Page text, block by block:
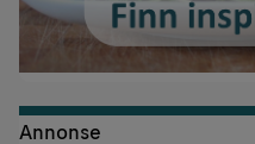
Annonse